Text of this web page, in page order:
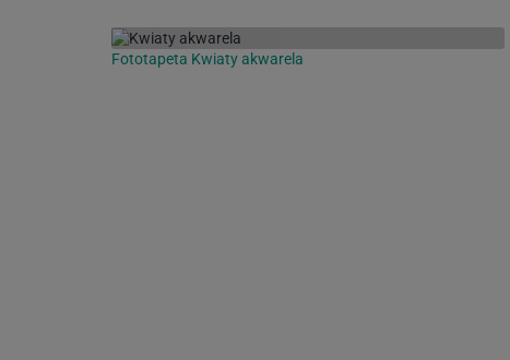
Fototapeta Kwiaty akwarela